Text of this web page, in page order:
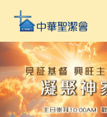
主
內
容